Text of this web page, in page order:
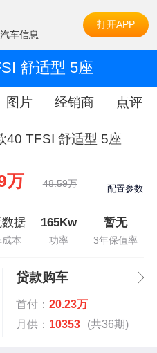
车信息
打开APP
舒适型 5座
图片 经销商 点评
40 TFSI 舒适型 5座
万 48.59万 配置参数
据
成本
165Kw
功率
暂无
3年保值率
贷款购车
首付： 20.23万
月供： 10353 (共36期)